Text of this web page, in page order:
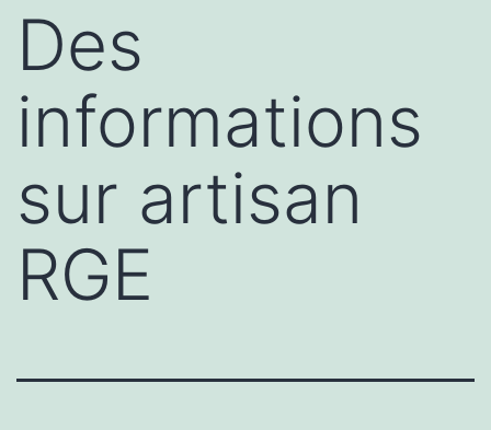
Des
informations
sur artisan
RGE